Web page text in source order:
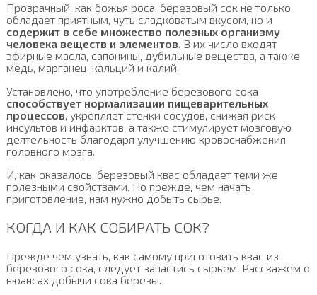
Прозрачный, как божья роса, березовый сок не только
обладает приятным, чуть сладковатым вкусом, но и
содержит в себе множество полезных организму
человека веществ и элементов. В их число входят
эфирные масла, сапонины, дубильные вещества, а также
медь, марганец, кальций и калий.
Установлено, что употребление березового сока
способствует нормализации пищеварительных
процессов, укрепляет стенки сосудов, снижая риск
инсультов и инфарктов, а также стимулирует мозговую
деятельность благодаря улучшению кровоснабжения
головного мозга.
И, как оказалось, березовый квас обладает теми же
полезными свойствами. Но прежде, чем начать
приготовление, нам нужно добыть сырье.
КОГДА И КАК СОБИРАТЬ СОК?
Прежде чем узнать, как самому приготовить квас из
березового сока, следует запастись сырьем. Расскажем о
нюансах добычи сока березы.